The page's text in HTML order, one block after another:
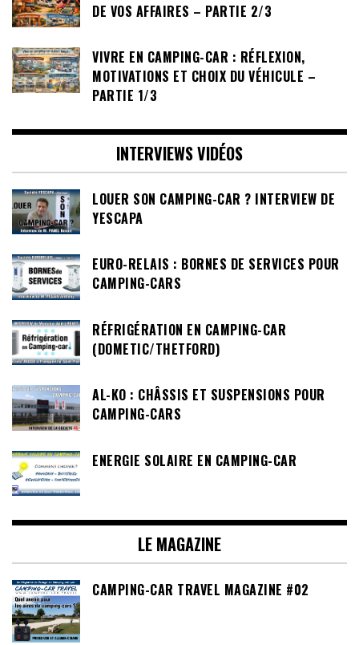
DE VOS AFFAIRES – PARTIE 2/3
VIVRE EN CAMPING-CAR : RÉFLEXION,
MOTIVATIONS ET CHOIX DU VÉHICULE –
PARTIE 1/3
INTERVIEWS VIDÉOS
LOUER SON CAMPING-CAR ? INTERVIEW DE
YESCAPA
EURO-RELAIS : BORNES DE SERVICES POUR
CAMPING-CARS
RÉFRIGÉRATION EN CAMPING-CAR
(DOMETIC/THETFORD)
AL-KO : CHÂSSIS ET SUSPENSIONS POUR
CAMPING-CARS
ENERGIE SOLAIRE EN CAMPING-CAR
LE MAGAZINE
CAMPING-CAR TRAVEL MAGAZINE #02